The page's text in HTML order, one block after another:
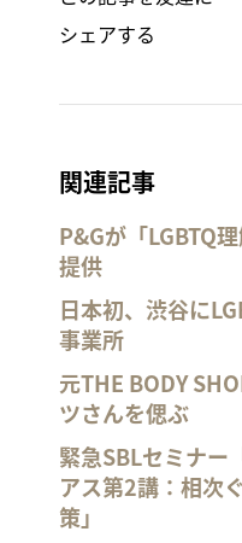
シェアする
関連記事
P&Gが「LGBTQ
提供
日本初、渋谷に
事業所
元THE BODY
ツさんを偲ぶ
緊急SBLセミナー
アス第2講：相次
策」